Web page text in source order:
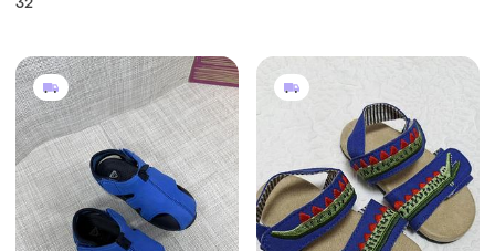
походов, босоножки
сандалии турционные для
походов